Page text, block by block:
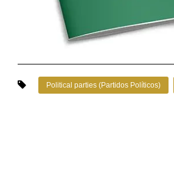
Political parties (Partidos Políticos)